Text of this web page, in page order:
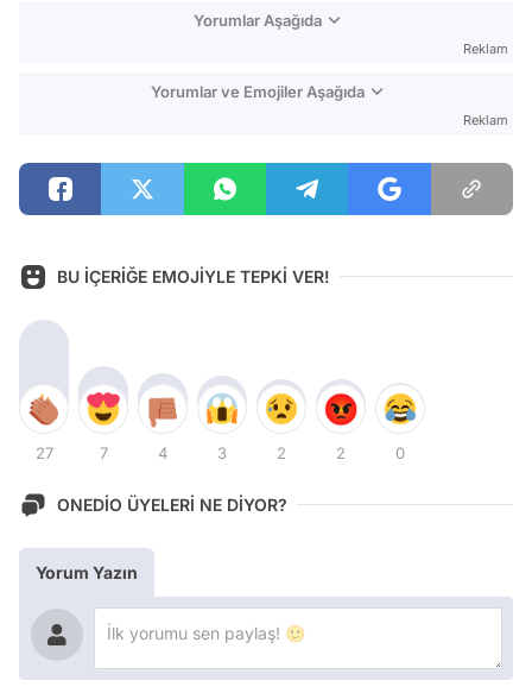
Yorumlar Aşağıda
Reklam
Yorumlar ve Emojiler Aşağıda
Reklam
BU İÇERİĞE EMOJİYLE TEPKİ VER!
27 7 4 3 2 2 0
ONEDİO ÜYELERİ NE DİYOR?
Yorum Yazın